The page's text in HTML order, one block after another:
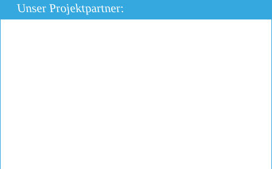
Unser Projektpartner: